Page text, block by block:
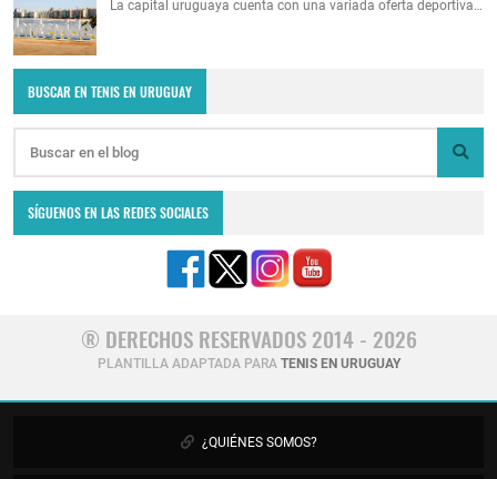
La capital uruguaya cuenta con una variada oferta deportiva…
BUSCAR EN TENIS EN URUGUAY
SÍGUENOS EN LAS REDES SOCIALES
® DERECHOS RESERVADOS 2014 - 2026
PLANTILLA ADAPTADA PARA TENIS EN URUGUAY
¿QUIÉNES SOMOS?